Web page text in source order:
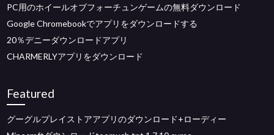
PC用のホイールオブフォーチュンゲームの無料ダウンロード
Google Chromebookでアプリをダウンロードする
20％デニーダウンロードアプリ
CHARMERLYアプリをダウンロード
Featured
グーグルプレイストアアプリのダウンロード+ローディー